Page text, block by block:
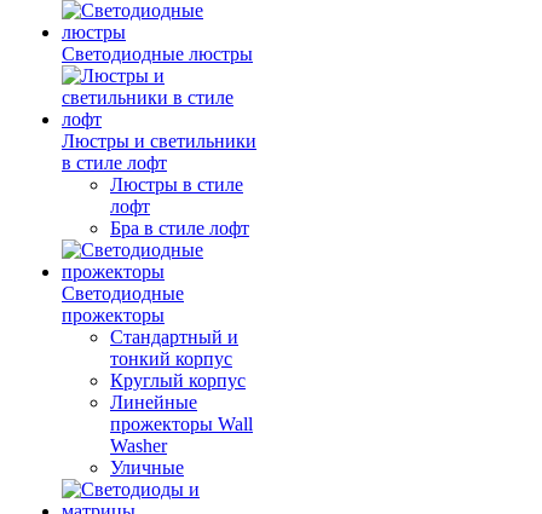
Светодиодные люстры
Люстры и светильники
в стиле лофт
Люстры в стиле
лофт
Бра в стиле лофт
Светодиодные
прожекторы
Стандартный и
тонкий корпус
Круглый корпус
Линейные
прожекторы Wall
Washer
Уличные